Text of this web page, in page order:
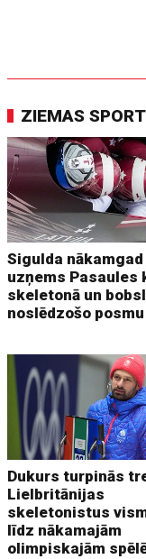
ZIEMAS
Sigulda nākamgad
uzņems Pasaules
skeletonā un
noslēdzošo posmu
Dukurs turpinās
Lielbritānijas
skeletonistus
līdz nākamajām
olimpiskajām